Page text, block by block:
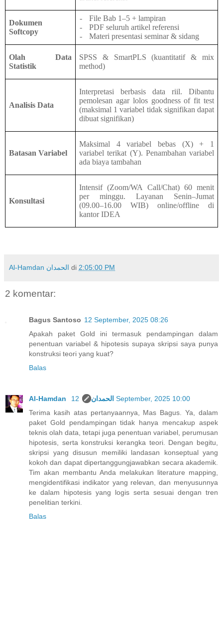
Dokumen
Softcopy
-
File Bab 1–5 + lampiran
-
PDF seluruh artikel referensi
-
Materi presentasi seminar & sidang
Olah Data
Statistik
SPSS & SmartPLS (kuantitatif & mix
method)
Analisis Data
Interpretasi berbasis data riil. Dibantu
pemolesan agar lolos goodness of fit test
(maksimal 1 variabel tidak signifikan dapat
dibuat signifikan)
Batasan Variabel
Maksimal 4 variabel bebas (X) + 1
variabel terikat (Y). Penambahan variabel
ada biaya tambahan
Konsultasi
Intensif (Zoom/WA Call/Chat) 60 menit
per minggu. Layanan Senin–Jumat
(09.00–16.00 WIB) online/offline di
kantor IDEA
Al-Hamdan الحمدان di 2:05:00 PM
2 komentar:
Bagus Santoso 12 September, 2025 08:26
Apakah paket Gold ini termasuk pendampingan dalam
penentuan variabel & hipotesis supaya skripsi saya punya
konstruksi teori yang kuat?
Balas
Al-Hamdan الحمدان 12 September, 2025 10:00
Terima kasih atas pertanyaannya, Mas Bagus. Ya, dalam
paket Gold pendampingan tidak hanya mencakup aspek
teknis olah data, tetapi juga penentuan variabel, perumusan
hipotesis, serta konstruksi kerangka teori. Dengan begitu,
skripsi yang disusun memiliki landasan konseptual yang
kokoh dan dapat dipertanggungjawabkan secara akademik.
Tim akan membantu Anda melakukan literature mapping,
mengidentifikasi indikator yang relevan, dan menyusunnya
ke dalam hipotesis yang logis serta sesuai dengan tren
penelitian terkini.
Balas